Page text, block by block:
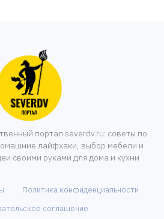
портал severdv.ru: советы по
лайфхаки, выбор мебели и
своими руками для дома и кухни
Политика конфиденциальности
соглашение